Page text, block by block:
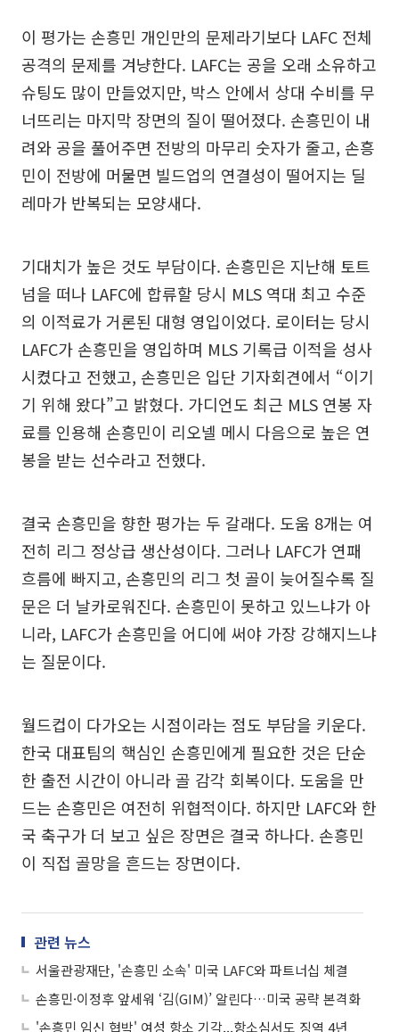
이 평가는 손흥민 개인만의 문제라기보다 LAFC 전체
공격의 문제를 겨냥한다. LAFC는 공을 오래 소유하고
슈팅도 많이 만들었지만, 박스 안에서 상대 수비를 무
너뜨리는 마지막 장면의 질이 떨어졌다. 손흥민이 내
려와 공을 풀어주면 전방의 마무리 숫자가 줄고, 손흥
민이 전방에 머물면 빌드업의 연결성이 떨어지는 딜
레마가 반복되는 모양새다.
기대치가 높은 것도 부담이다. 손흥민은 지난해 토트
넘을 떠나 LAFC에 합류할 당시 MLS 역대 최고 수준
의 이적료가 거론된 대형 영입이었다. 로이터는 당시
LAFC가 손흥민을 영입하며 MLS 기록급 이적을 성사
시켰다고 전했고, 손흥민은 입단 기자회견에서 “이기
기 위해 왔다”고 밝혔다. 가디언도 최근 MLS 연봉 자
료를 인용해 손흥민이 리오넬 메시 다음으로 높은 연
봉을 받는 선수라고 전했다.
결국 손흥민을 향한 평가는 두 갈래다. 도움 8개는 여
전히 리그 정상급 생산성이다. 그러나 LAFC가 연패
흐름에 빠지고, 손흥민의 리그 첫 골이 늦어질수록 질
문은 더 날카로워진다. 손흥민이 못하고 있느냐가 아
니라, LAFC가 손흥민을 어디에 써야 가장 강해지느냐
는 질문이다.
월드컵이 다가오는 시점이라는 점도 부담을 키운다.
한국 대표팀의 핵심인 손흥민에게 필요한 것은 단순
한 출전 시간이 아니라 골 감각 회복이다. 도움을 만
드는 손흥민은 여전히 위협적이다. 하지만 LAFC와 한
국 축구가 더 보고 싶은 장면은 결국 하나다. 손흥민
이 직접 골망을 흔드는 장면이다.
관련 뉴스
서울관광재단, '손흥민 소속' 미국 LAFC와 파트너십 체결
손흥민·이정후 앞세워 ‘김(GIM)’ 알린다…미국 공략 본격화
'손흥민 임신 협박' 여성 항소 기각...항소심서도 징역 4년